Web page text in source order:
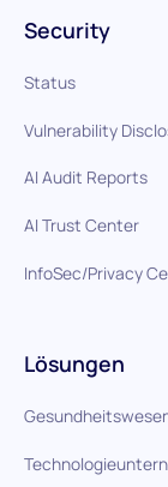
Lösungen
Security
Status
Vulnerability
AI Audit Reports
AI Trust Center
InfoSec/Privacy